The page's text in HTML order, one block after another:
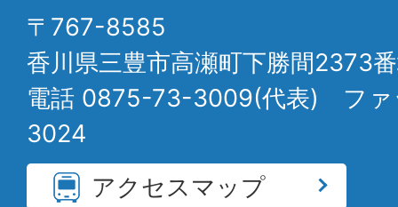
〒767-8585
香川県三豊市高瀬町下勝間2373
電話 0875-73-3009(代表) フ
3024
アクセスマップ